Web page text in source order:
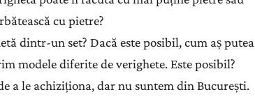
cu pietre?
dintr-un set? Dacă este posibil, cum aș putea
modele diferite de verighete. Este posibil?
a le achiziționa, dar nu suntem din București.